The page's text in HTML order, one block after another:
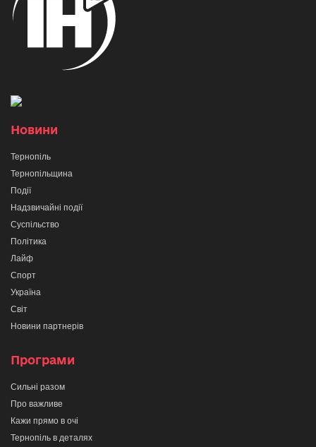
Новини
Тернопіль
Тернопільщина
Події
Надзвичайні події
Суспільство
Політика
Лайф
Спорт
Україна
Світ
Новини партнерів
Програми
Сильні разом
Про важливе
Кажи прямо в очі
Тернопіль в деталях